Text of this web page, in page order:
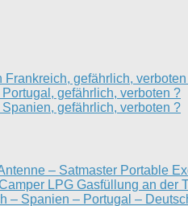
gefährlich,
gefährlich, verboten ?
gefährlich, verboten ?
– Satmaster Portable
LPG Gasfüllung an der
– Spanien – Portugal –